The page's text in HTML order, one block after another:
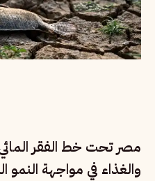
مصر تحت خط الفقر
والغذاء في مواجهة النمو